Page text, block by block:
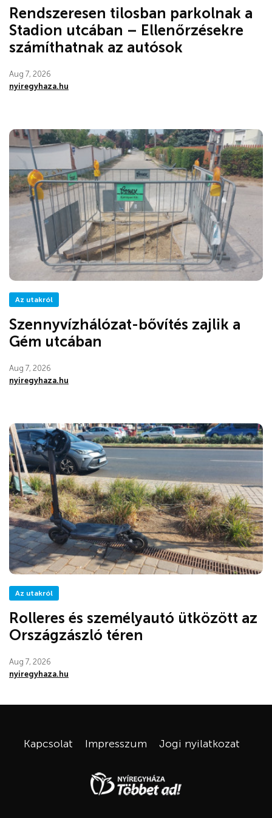
Rendszeresen tilosban parkolnak a
Stadion utcában – Ellenőrzésekre
számíthatnak az autósok
Aug 7, 2026
nyiregyhaza.hu
Az utakról
Szennyvízhálózat-bővítés zajlik a
Gém utcában
Aug 7, 2026
nyiregyhaza.hu
Az utakról
Rolleres és személyautó ütközött az
Országzászló téren
Aug 7, 2026
nyiregyhaza.hu
Kapcsolat Impresszum Jogi nyilatkozat